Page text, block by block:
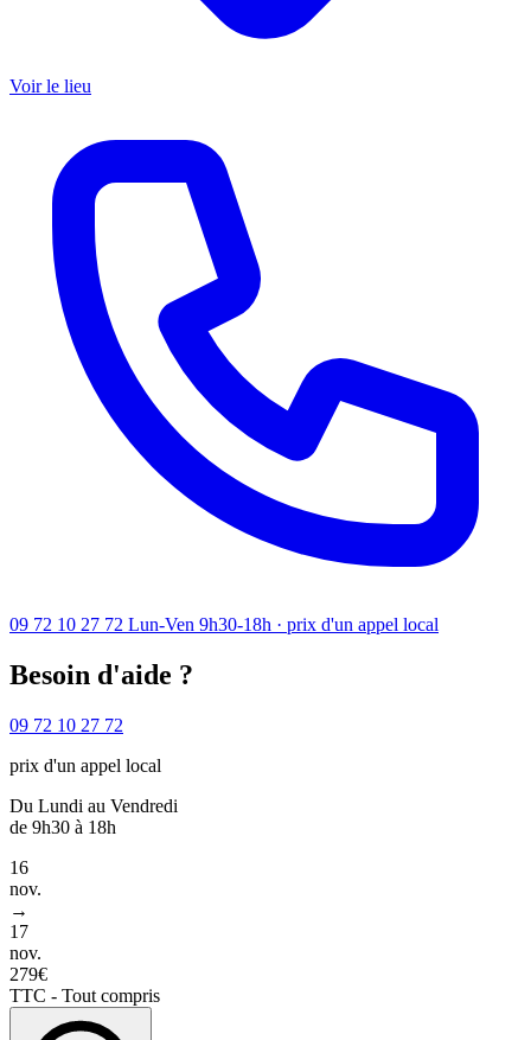
Voir le lieu
09 72 10 27 72 Lun-Ven 9h30-18h · prix d'un appel local
Besoin d'aide ?
09 72 10 27 72
prix d'un appel local
Du Lundi au Vendredi
de 9h30 à 18h
16
nov.
→
17
nov.
279€
TTC - Tout compris